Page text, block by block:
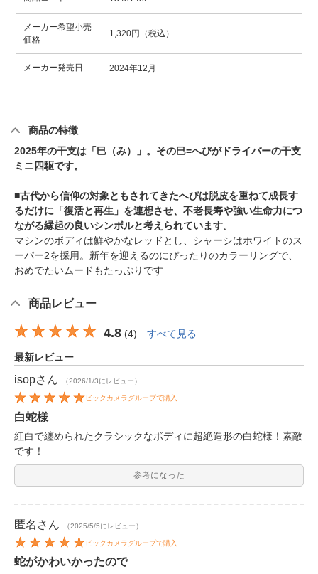
メーカー希望小売
価格
1,320円（税込）
メーカー発売日 2024年12月
商品の特徴
2025年の干支は「巳（み）」。その巳=へびがドライバーの干支
ミニ四駆です。
■古代から信仰の対象ともされてきたへびは脱皮を重ねて成長す
るだけに「復活と再生」を連想させ、不老長寿や強い生命力につ
ながる縁起の良いシンボルと考えられています。
マシンのボディは鮮やかなレッドとし、シャーシはホワイトのス
ーパー2を採用。新年を迎えるのにぴったりのカラーリングで、
おめでたいムードもたっぷりです
商品レビュー
4.8 (4) すべて見る
最新レビュー
isopさん （2026/1/3にレビュー）
ビックカメラグループで購入
白蛇様
紅白で纏められたクラシックなボディに超絶造形の白蛇様！素敵
です！
参考になった
匿名 さん （2025/5/5にレビュー）
ビックカメラグループで購入
蛇がかわいかったので